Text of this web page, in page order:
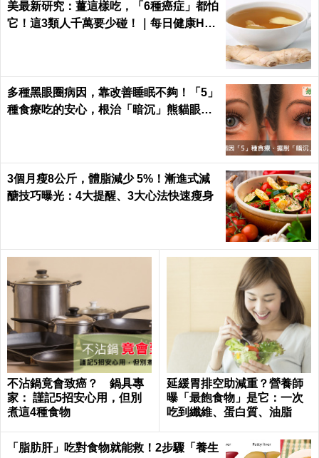
美最新研究：薑這樣吃，「6種癌症」都怕
它！這3類人千萬要少碰！｜每日健康Hea
多種黑眼圈病因，靠改善睡眠不夠！「5」
種食療吃的安心，根治「暗沉」熊貓眼｜
3個月瘦8公斤，體脂減少 5%！漸進式減
醣技巧曝光：4大提醒、3大心法快速瘦身
不沾鍋竟會致癌？ 鍋具專
家： 謹記5招安心用，但別
煮這4種食物
延緩胃排空助減重？營養師
曝「最飽食物」是它：一次
吃到纖維、蛋白質、油脂
「脂肪肝」吃對食物就能救！2步驟「養生